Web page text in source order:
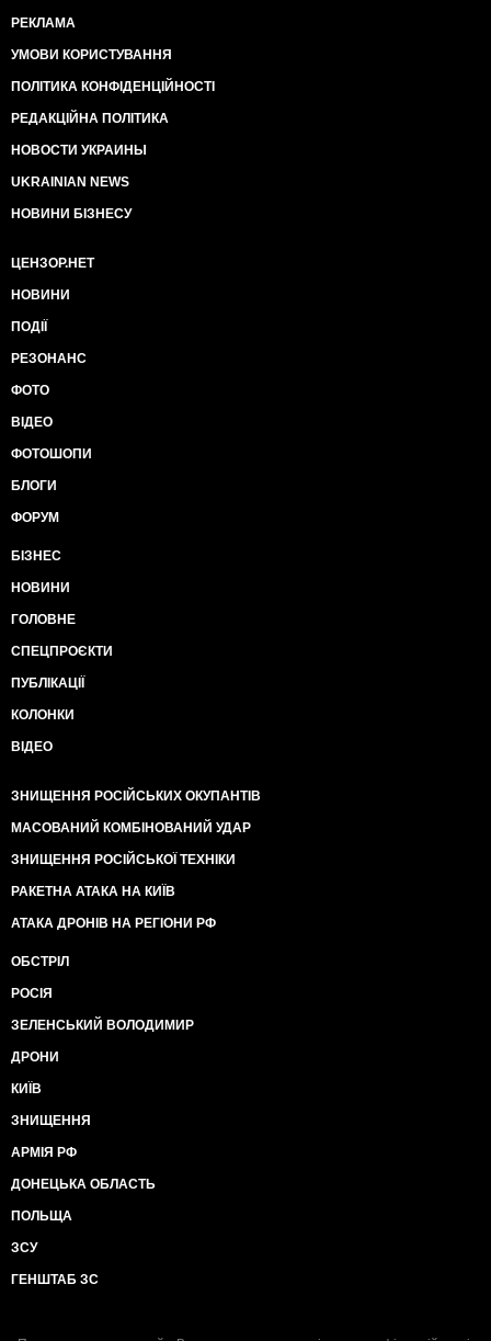
РЕКЛАМА
УМОВИ КОРИСТУВАННЯ
ПОЛІТИКА КОНФІДЕНЦІЙНОСТІ
РЕДАКЦІЙНА ПОЛІТИКА
НОВОСТИ УКРАИНЫ
UKRAINIAN NEWS
НОВИНИ БІЗНЕСУ
ЦЕНЗОР.НЕТ
НОВИНИ
ПОДІЇ
РЕЗОНАНС
ФОТО
ВІДЕО
ФОТОШОПИ
БЛОГИ
ФОРУМ
БІЗНЕС
НОВИНИ
ГОЛОВНЕ
СПЕЦПРОЄКТИ
ПУБЛІКАЦІЇ
КОЛОНКИ
ВІДЕО
ЗНИЩЕННЯ РОСІЙСЬКИХ ОКУПАНТІВ
МАСОВАНИЙ КОМБІНОВАНИЙ УДАР
ЗНИЩЕННЯ РОСІЙСЬКОЇ ТЕХНІКИ
РАКЕТНА АТАКА НА КИЇВ
АТАКА ДРОНІВ НА РЕГІОНИ РФ
ОБСТРІЛ
РОСІЯ
ЗЕЛЕНСЬКИЙ ВОЛОДИМИР
ДРОНИ
КИЇВ
ЗНИЩЕННЯ
АРМІЯ РФ
ДОНЕЦЬКА ОБЛАСТЬ
ПОЛЬЩА
ЗСУ
ГЕНШТАБ ЗС